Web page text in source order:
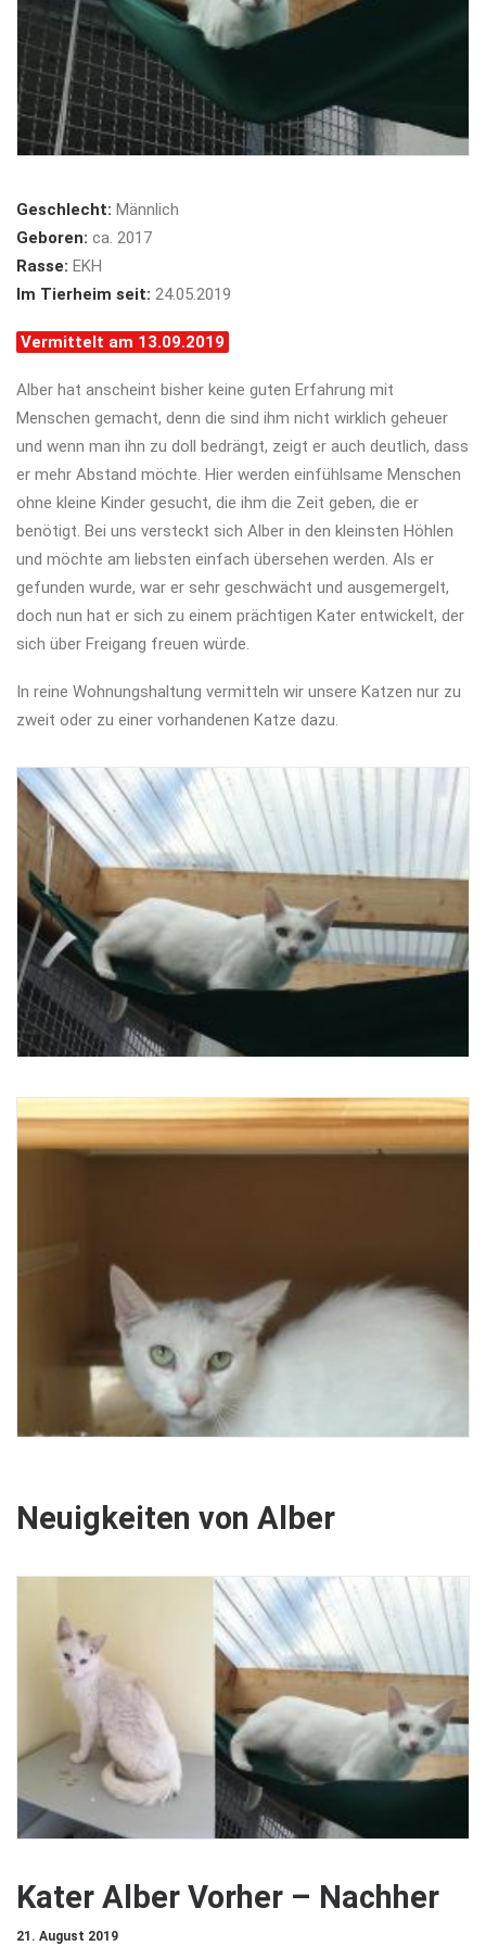
Geschlecht: Männlich
Geboren: ca. 2017
Rasse: EKH
Im Tierheim seit: 24.05.2019
Vermittelt am 13.09.2019
Alber hat anscheint bisher keine guten Erfahrung mit
Menschen gemacht, denn die sind ihm nicht wirklich geheuer
und wenn man ihn zu doll bedrängt, zeigt er auch deutlich, dass
er mehr Abstand möchte. Hier werden einfühlsame Menschen
ohne kleine Kinder gesucht, die ihm die Zeit geben, die er
benötigt. Bei uns versteckt sich Alber in den kleinsten Höhlen
und möchte am liebsten einfach übersehen werden. Als er
gefunden wurde, war er sehr geschwächt und ausgemergelt,
doch nun hat er sich zu einem prächtigen Kater entwickelt, der
sich über Freigang freuen würde.
In reine Wohnungshaltung vermitteln wir unsere Katzen nur zu
zweit oder zu einer vorhandenen Katze dazu.
Neuigkeiten von Alber
Kater Alber Vorher – Nachher
21. August 2019